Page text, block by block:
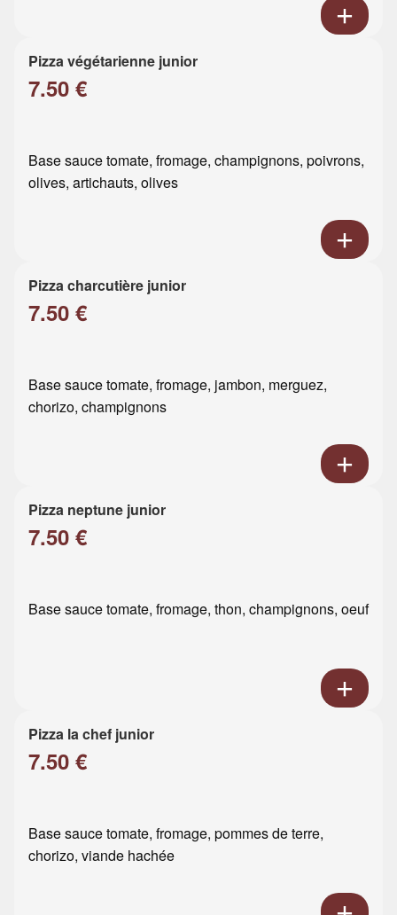
Pizza végétarienne junior
7.50 €
Base sauce tomate, fromage, champignons, poivrons,
olives, artichauts, olives
Pizza charcutière junior
7.50 €
Base sauce tomate, fromage, jambon, merguez,
chorizo, champignons
Pizza neptune junior
7.50 €
Base sauce tomate, fromage, thon, champignons, oeuf
Pizza la chef junior
7.50 €
Base sauce tomate, fromage, pommes de terre,
chorizo, viande hachée